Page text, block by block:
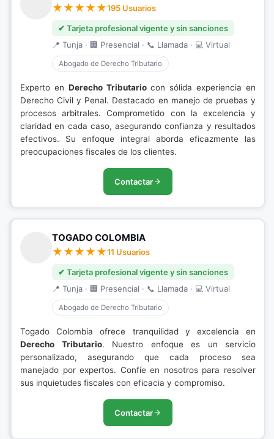
195 Usuarios
✔ Tarjeta profesional vigente y sin sanciones
📍 Tunja · 🏢 Presencial · 📞 Llamada · 💻 Virtual
Abogado de Derecho Tributario
Experto en Derecho Tributariocon sólida experiencia en
Derecho Civil y Penal. Destacado en manejo de pruebas y
procesos arbitrales. Comprometido con la excelencia y
claridad en cada caso, asegurando confianza y resultados
efectivos. Su enfoque integral aborda eficazmente las
preocupaciones fiscales de los clientes.
Contactar
TOGADO COLOMBIA
11 Usuarios
✔ Tarjeta profesional vigente y sin sanciones
📍 Tunja · 🏢 Presencial · 📞 Llamada · 💻 Virtual
Abogado de Derecho Tributario
Togado Colombia ofrece tranquilidad y excelencia en
Derecho Tributario. Nuestro enfoque es un servicio
personalizado, asegurando que cada proceso sea
manejado por expertos. Confíe en nosotros para resolver
sus inquietudes fiscales con eficacia y compromiso.
Contactar